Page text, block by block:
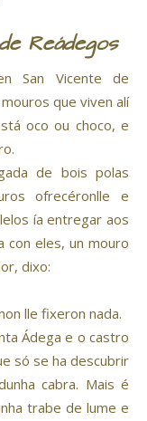
Reádegos
San Vicente de
que viven alí
oco ou choco, e
de bois polas
ofrecéronlle e
ía entregar aos
eles, un mouro
dixo:
lle fixeron nada.
Ádega e o castro
só se ha descubrir
cabra. Mais é
trabe de lume e